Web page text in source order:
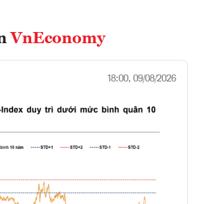
VnEconomy
18:00, 09/08/2026